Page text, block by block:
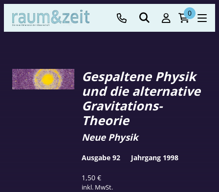
0
Gespaltene Physik
und die alternative
Gravitations-
Theorie
1,50€
inkl. MwSt.
Neue Physik
Ausgabe 92 Jahrgang 1998